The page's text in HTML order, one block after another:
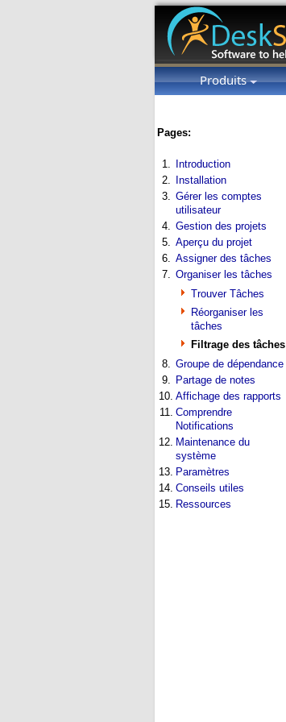
Produits
Pages:
1.
Introduction
2.
Installation
3. Gérer les comptes
utilisateur
4. Gestion des projets
5. Aperçu du projet
6. Assigner des tâches
7. Organiser les tâches
Trouver Tâches
Réorganiser les
tâches
Filtrage des tâches
8. Groupe de dépendance
9. Partage de notes
10. Affichage des rapports
11. Comprendre
Notifications
12. Maintenance du
système
13. Paramètres
14. Conseils utiles
15. Ressources